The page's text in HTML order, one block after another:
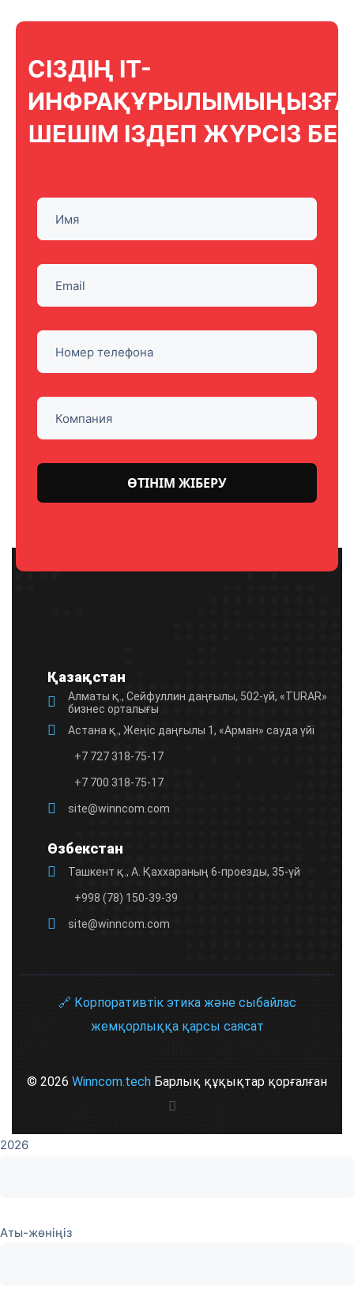
СІЗДІҢ IT-
ИНФРАҚҰРЫЛЫМЫҢЫЗҒА
ШЕШІМ ІЗДЕП ЖҮРСІЗ БЕ?
this
Қазақстан
Алматы қ., Сейфуллин даңғылы, 502-үй, «TURAR»
бизнес орталығы
Астана қ., Жеңіс даңғылы 1, «Арман» сауда үйі
+7 727 318-75-17
+7 700 318-75-17
site@winncom.com
Өзбекстан
Ташкент қ., А. Қаххараның 6-проезды, 35-үй
+998 (78) 150-39-39
site@winncom.com
🔗 Корпоративтік этика және сыбайлас
жемқорлыққа қарсы саясат
© 2026 Winncom.tech Барлық құқықтар қорғалған
2026
Аты-жөніңіз